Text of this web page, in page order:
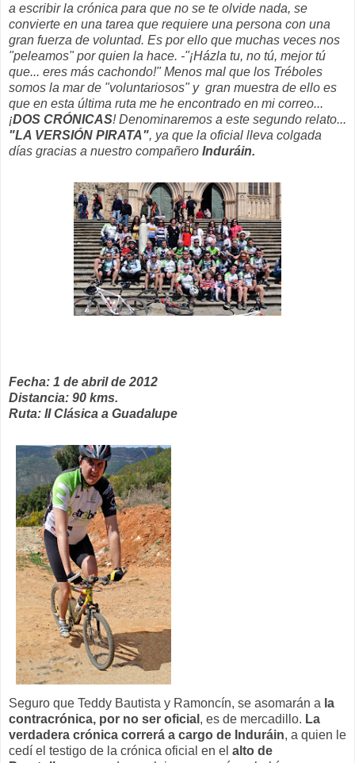
a escribir la crónica para que no se te olvide nada, se
convierte en una tarea que requiere una persona con una
gran fuerza de voluntad. Es por ello que muchas veces nos
"peleamos" por quien la hace. -"¡Házla tu, no tú, mejor tú
que... eres más cachondo!" Menos mal que los Tréboles
somos la mar de "voluntariosos" y gran muestra de ello es
que en esta última ruta me he encontrado en mi correo...
¡DOS CRÓNICAS! Denominaremos a este segundo relato...
"LA VERSIÓN PIRATA", ya que la oficial lleva colgada
días gracias a nuestro compañero Induráin.
Fecha: 1 de abril de 2012
Distancia: 90 kms.
Ruta: II Clásica a Guadalupe
Seguro que Teddy Bautista y Ramoncín, se asomarán a la
contracrónica, por no ser oficial , es de mercadillo. La
verdadera crónica correrá a cargo de Induráin, a quien le
cedí el testigo de la crónica oficial en el alto de